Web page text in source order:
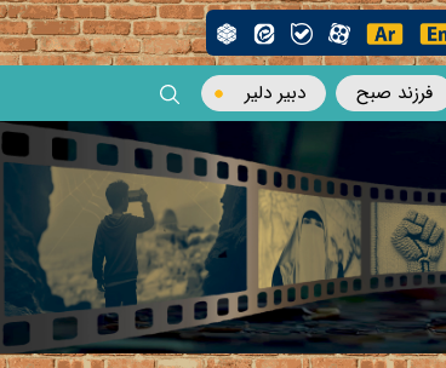
فرزند صبح دبیر دلیر